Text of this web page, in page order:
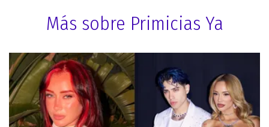
Más sobre Primicias Ya